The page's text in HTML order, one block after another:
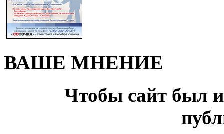
ВАШЕ МНЕНИЕ
Чтобы сайт был